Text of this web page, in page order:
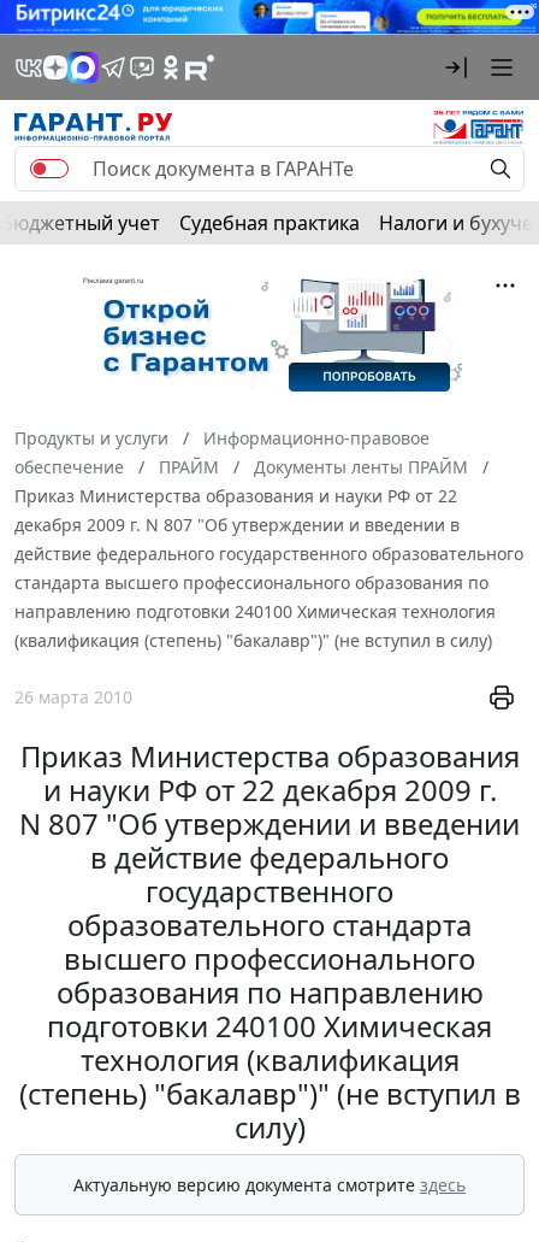
Бюджетный учет Судебная практика Налоги и
Продукты и услуги
Информационно-правовое
обеспечение
ПРАЙМ
Документы ленты ПРАЙМ
Приказ Министерства образования и науки РФ от 22
декабря 2009 г. N 807 "Об утверждении и введении в
действие федерального государственного образовательного
стандарта высшего профессионального образования по
направлению подготовки 240100 Химическая технология
(квалификация (степень) "бакалавр")" (не вступил в силу)
26 марта 2010
Приказ Министерства образования
и науки РФ от 22 декабря 2009 г.
N 807 "Об утверждении и введении
в действие федерального
государственного
образовательного стандарта
высшего профессионального
образования по направлению
подготовки 240100 Химическая
технология (квалификация
(степень) "бакалавр")" (не вступил в
силу)
Актуальную версию документа смотрите здесь